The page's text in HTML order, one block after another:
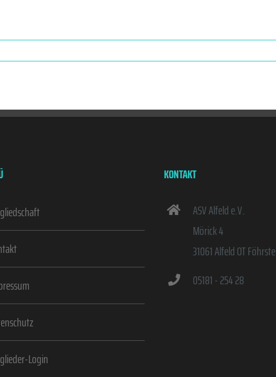
Login
KONTAKT
ASV Alfeld e.V.
Mörick 4
31061 Alfeld OT Föhrste
05181 - 254 28